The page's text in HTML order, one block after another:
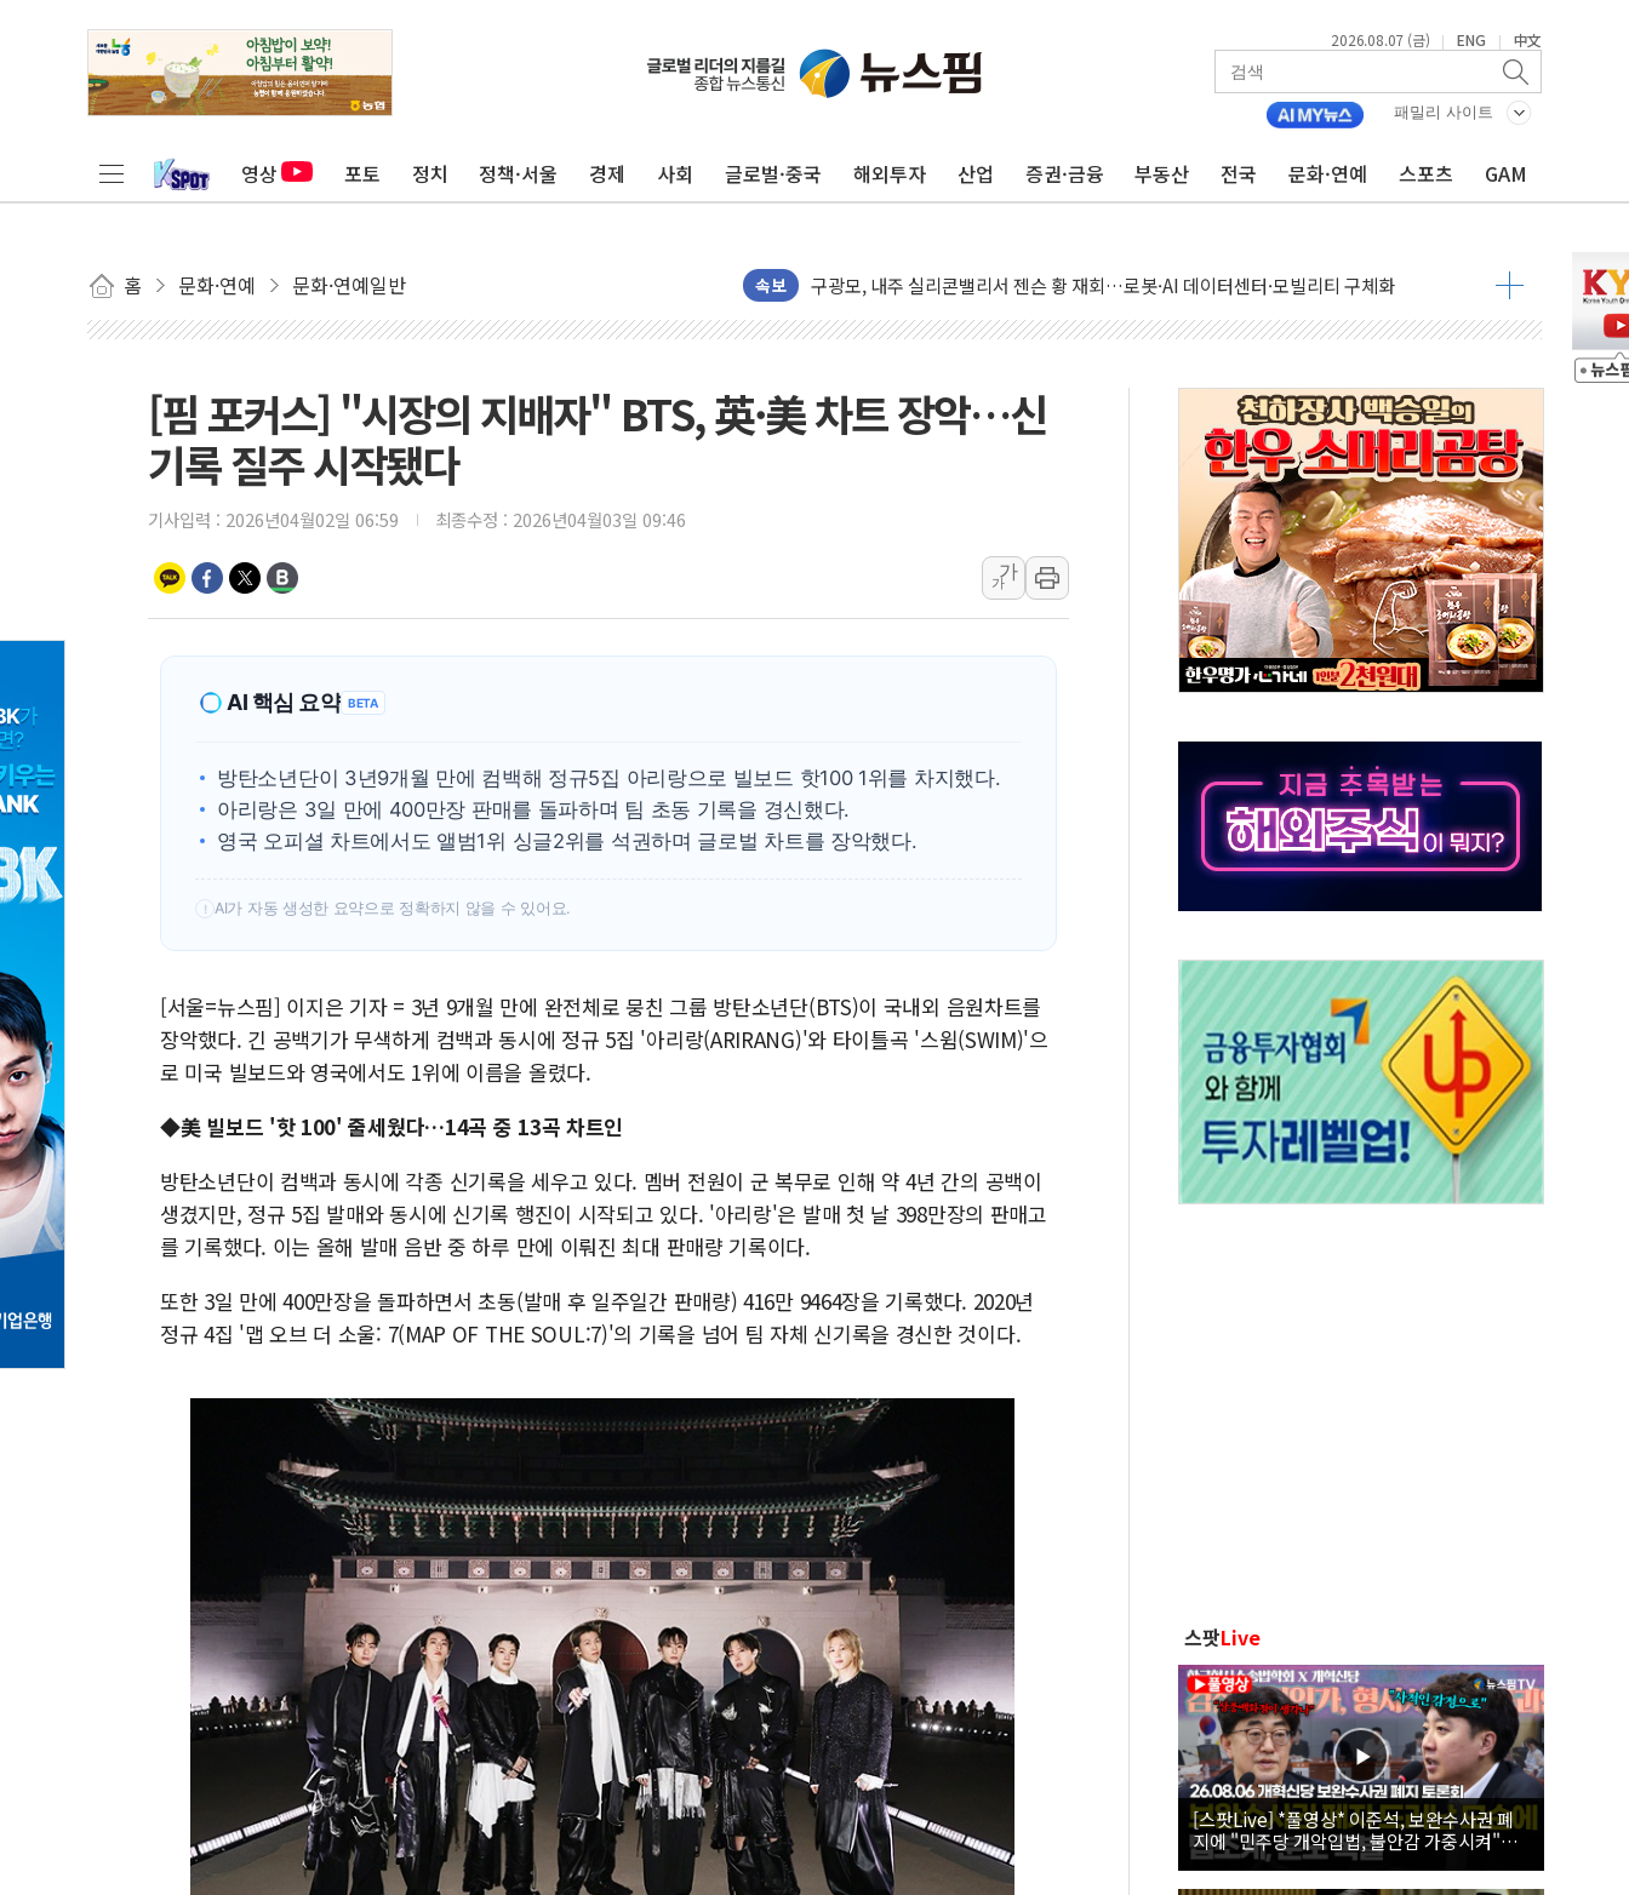
2026.08.07 (금) | ENG | 中文
패밀리 사이트
영상 포토 정치 정책·서울 경제 사회 글로벌·중국 해외투자 산업 증권·금융 부동산 전국 문화·연예 스포츠 GAM
홈 문화·연예 문화·연예일반 속보
유럽증시, 견조한 실적 소화하며 대부분 상승… "2분기 기업 순이익 21% 증가" 전망
리투아니아 국방 "러, 우크라 드론으로 나토 회원국 공격 검토… 거짓 깃발 작전"
뉴욕증시 개장 전 특징주...모더나·아이온큐·도어대시↑ VS 샌디스크·피그마·앱러빈↓
김정관 장관 "영업이익 N% 성과급 반대…상법·자본시장법 개정 논의"
청와대, 북한 단거리 탄도미사일 발사에 긴급 안보 점검회의
금값 7주 만에 최고…美 고용 둔화·호르무즈 재개방 기대에 강세
[인도증시] 중동 긴장 완화에 실적 호조까지, 상승...호실적 보고 기업 상승세 뚜렷
러, 1인칭시점 드론으로 우크라 민간인 '사파리' 공격… 시민들 공포감 극대화 전략
[베트남 증시] 지수 하락 속 'DGC' 임시 주총 기대감에 홀로 상한가…마진 잔액은 사상 최고
'월가의 황제' 다이먼 "금융시장 레버리지 위험수위…숨은 차입이 더 큰 변수"
양주 섬유염색공장서 화재 1명 중상…대응 1단계 진압 중
김정관 산업부 장관 "주 52시간 손봐야, 경쟁상대 中과 비교해야"
해군 1함대 창설 80주년…지역과 함께하는 '선봉'의 대민 봉사
동해해경, 독도 해상서 부유물 감긴 어선 구조
주한미군 "오산기지 누출, 백린 아닌 무해한 표면 부식 물질"
구미 폐염산처리업체서 불 2시간30여분만에 진화...외국인 노동자 숨져
[핌 포커스] "시장의 지배자" BTS, 英·美 차트 장악…신
기록 질주 시작됐다
기사입력 : 2026년04월02일 06:59 최종수정 : 2026년04월03일 09:46
가
가
AI 핵심 요약 BETA
방탄소년단이 3년9개월 만에 컴백해 정규5집 아리랑으로 빌보드 핫100 1위를 차지했다.
아리랑은 3일 만에 400만장 판매를 돌파하며 팀 초동 기록을 경신했다.
영국 오피셜 차트에서도 앨범1위 싱글2위를 석권하며 글로벌 차트를 장악했다.
! AI가 자동 생성한 요약으로 정확하지 않을 수 있어요.
[서울=뉴스핌] 이지은 기자 = 3년 9개월 만에 완전체로 뭉친 그룹 방탄소년단(BTS)이 국내외 음원차트를
장악했다. 긴 공백기가 무색하게 컴백과 동시에 정규 5집 '아리랑(ARIRANG)'와 타이틀곡 '스윔(SWIM)'으
로 미국 빌보드와 영국에서도 1위에 이름을 올렸다.
◆美 빌보드 '핫 100' 줄세웠다…14곡 중 13곡 차트인
방탄소년단이 컴백과 동시에 각종 신기록을 세우고 있다. 멤버 전원이 군 복무로 인해 약 4년 간의 공백이
생겼지만, 정규 5집 발매와 동시에 신기록 행진이 시작되고 있다. '아리랑'은 발매 첫 날 398만장의 판매고
를 기록했다. 이는 올해 발매 음반 중 하루 만에 이뤄진 최대 판매량 기록이다.
또한 3일 만에 400만장을 돌파하면서 초동(발매 후 일주일간 판매량) 416만 9464장을 기록했다. 2020년
정규 4집 '맵 오브 더 소울: 7(MAP OF THE SOUL:7)'의 기록을 넘어 팀 자체 신기록을 경신한 것이다.
스팟Live
[스팟Live] *풀영상* 이준석, 보완수사권 폐
지에 "민주당 개악입법, 불안감 가중시켜"｜
26.08.06 개혁신당 보완수사권 폐지 토론회